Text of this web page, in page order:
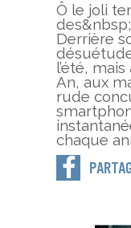
Ô le joli
Derrière
l’été,
An, aux
rude
chaque